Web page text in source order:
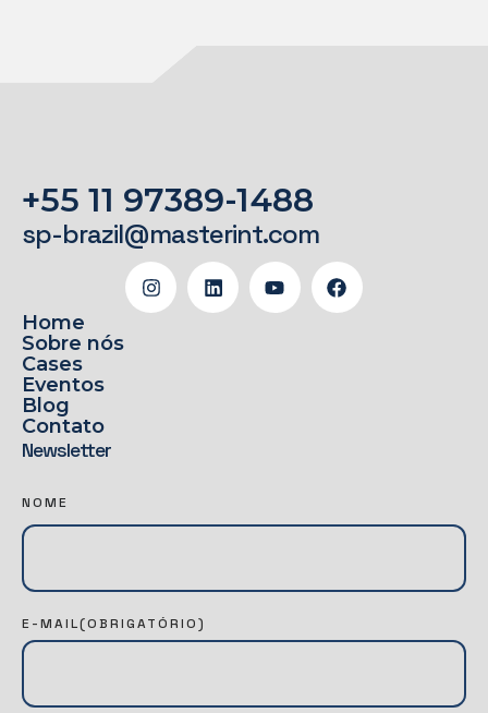
+55 11 97389-1488
sp-brazil@masterint.com
Home
Sobre nós
Cases
Eventos
Blog
Contato
Newsletter
N
E
S
A
T
E
NOME
E-MAIL(OBRIGATÓRIO)